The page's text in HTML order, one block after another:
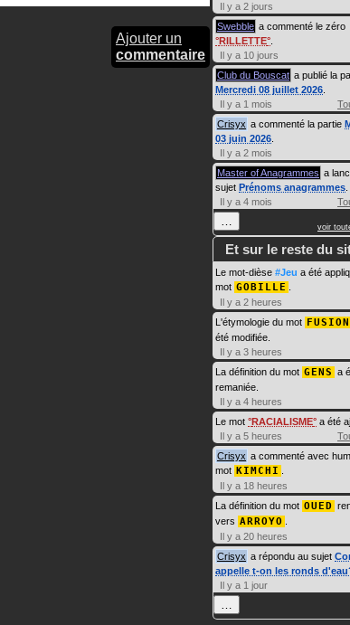
Ajouter un
commentaire
Il y a 2 jours
Swebble a commenté le zéro
RILLETTE
Il y a 10 jours
Club du Bouscat a publié la
Mercredi 08 juillet 2026
Il y a 1 mois
Crisyx a commenté la partie
03 juin 2026
Il y a 2 mois
Master of Anagrammes a
sujet Prénoms anagrammes
Il y a 4 mois
… voir
Et sur le reste du
Le mot-dièse #Jeu a été
mot GOBILLE
Il y a 2 heures
L'étymologie du mot
été modifiée.
Il y a 3 heures
La définition du mot GENS a
remaniée.
Il y a 4 heures
Le mot RACIALISME a été
Il y a 5 heures
Crisyx a commenté avec
mot KIMCHI
Il y a 18 heures
La définition du mot OUED
vers ARROYO
Il y a 20 heures
Crisyx a répondu au sujet
appelle t-on les ronds
Il y a 1 jour
…